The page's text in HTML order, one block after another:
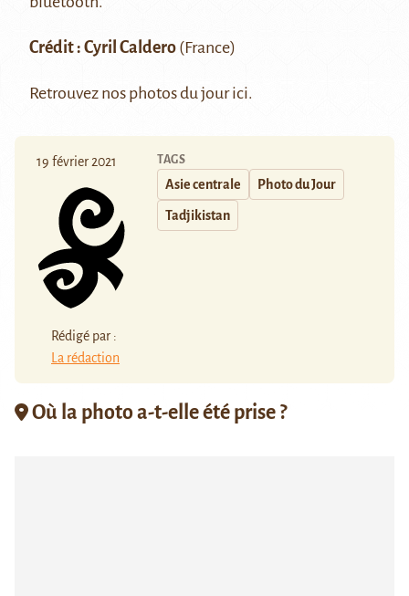
Crédit : Cyril Caldero (France)
Retrouvez nos photos du jourici.
19 février 2021
Rédigé par :
La rédaction
TAGS
Asie centrale Photo du Jour
Tadjikistan
Où la photo a-t-elle été prise ?